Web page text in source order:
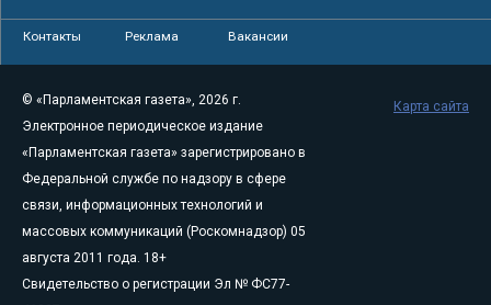
Контакты Реклама Вакансии
© «Парламентская газета», 2026 г.
Электронное периодическое издание
«Парламентская газета» зарегистрировано в
Федеральной службе по надзору в сфере
связи, информационных технологий и
массовых коммуникаций (Роскомнадзор) 05
августа 2011 года. 18+
Свидетельство о регистрации Эл № ФС77-
Карта сайта